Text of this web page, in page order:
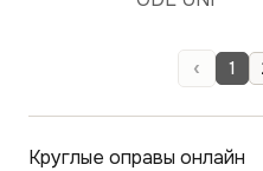
‹ 1
Круглые оправы онлайн